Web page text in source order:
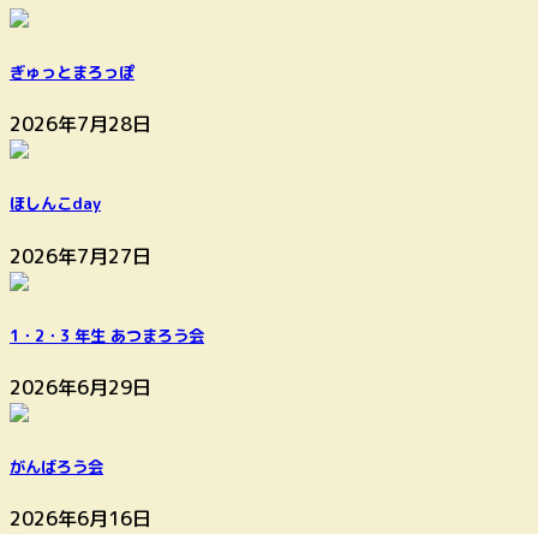
ぎゅっとまろっぽ
2026年7月28日
ほしんこday
2026年7月27日
1・2・3 年生 あつまろう会
2026年6月29日
がんばろう会
2026年6月16日